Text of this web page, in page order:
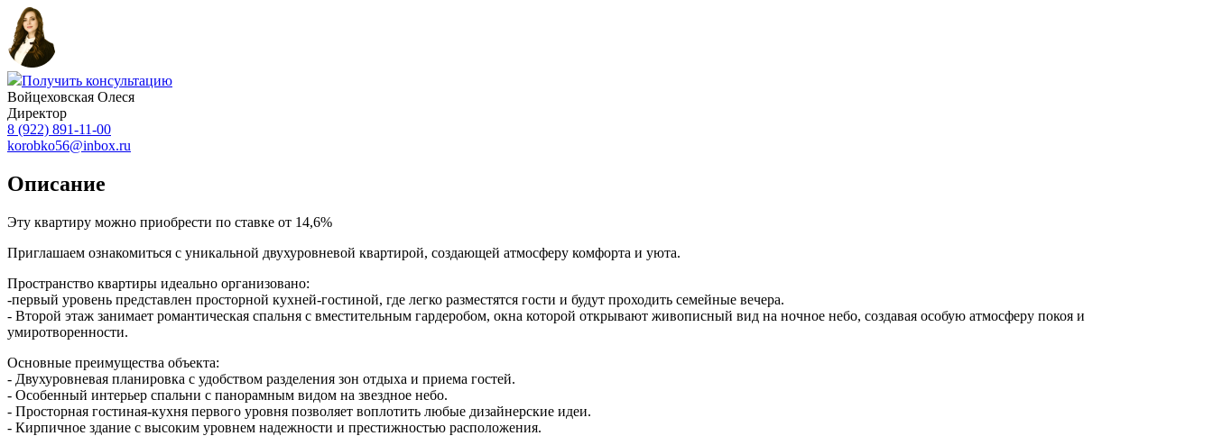
Получить консультацию
Войцеховская Олеся
Директор
8 (922) 891-11-00
korobko56@inbox.ru
Описание
Эту квартиру можно приобрести по ставке от 14,6%
Приглашаем ознакомиться с уникальной двухуровневой квартирой, создающей атмосферу комфорта и уюта.
Пространство квартиры идеально организовано:
-первый уровень представлен просторной кухней-гостиной, где легко разместятся гости и будут проходить семейные вечера.
- Второй этаж занимает романтическая спальня с вместительным гардеробом, окна которой открывают живописный вид на ночное небо, создавая особую атмосферу покоя и
умиротворенности.
Основные преимущества объекта:
- Двухуровневая планировка с удобством разделения зон отдыха и приема гостей.
- Особенный интерьер спальни с панорамным видом на звездное небо.
- Просторная гостиная-кухня первого уровня позволяет воплотить любые дизайнерские идеи.
- Кирпичное здание с высоким уровнем надежности и престижностью расположения.